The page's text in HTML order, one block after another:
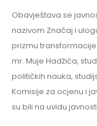
Obavještava se
nazivom Značaj i
prizmu
mr. Muje Hadžića,
političkih nauka,
Komisije za ocjenu i
su bili na uvidu